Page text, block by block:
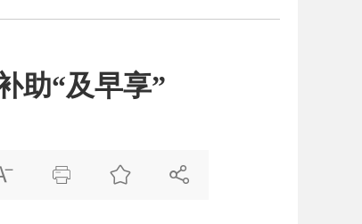
助“及早享”
  